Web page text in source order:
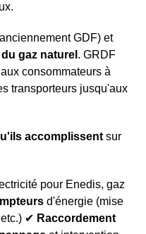
GDF) et
gaz naturel . GRDF
consommateurs à
transporteurs jusqu'aux
accomplissent sur
pour Enedis, gaz
d'énergie (mise
✔ Raccordement